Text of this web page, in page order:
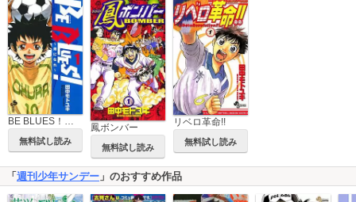
無料試し読み
鳳ボンバー
無料試し読み
リベロ革命!!
無料試し読み
「週刊少年サンデー 」のおすすめ作品